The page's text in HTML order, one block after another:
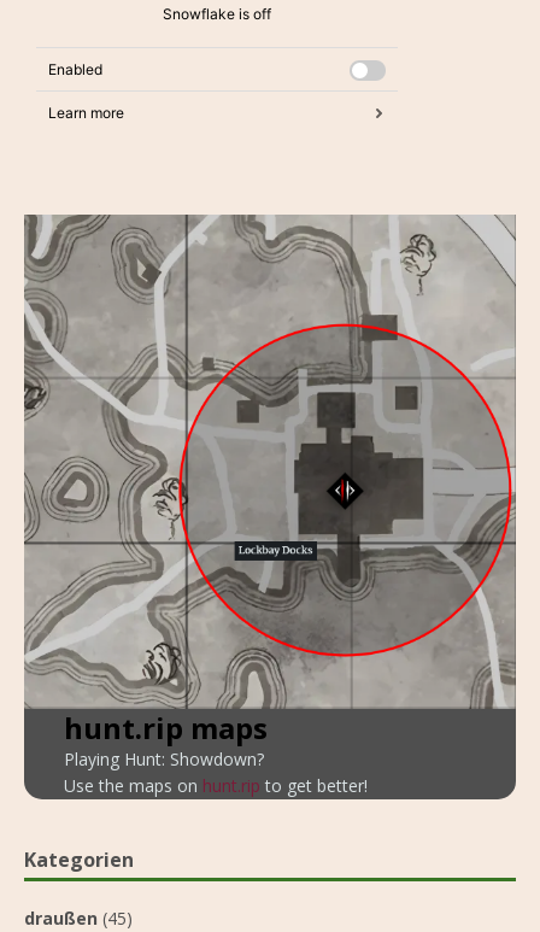
hunt.rip maps
Playing Hunt: Showdown?
Use the maps on hunt.rip to get better!
Kategorien
draußen (45)